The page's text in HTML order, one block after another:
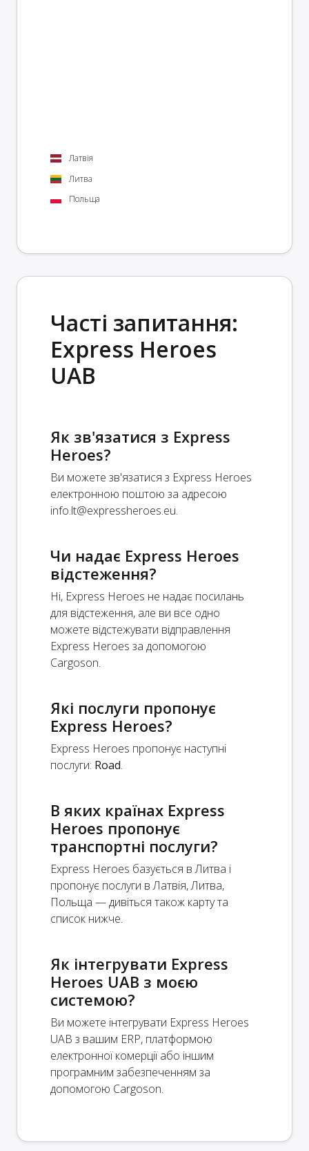
Латвія
Литва
Польща
Часті запитання:
Express Heroes
UAB
Як зв'язатися з Express
Heroes?
Ви можете зв'язатися з Express Heroes
електронною поштою за адресою
info.lt@expressheroes.eu.
Чи надає Express Heroes
відстеження?
Ні, Express Heroes не надає посилань
для відстеження, але ви все одно
можете відстежувати відправлення
Express Heroes за допомогою
Cargoson.
Які послуги пропонує
Express Heroes?
Express Heroes пропонує наступні
послуги: Road.
В яких країнах Express
Heroes пропонує
транспортні послуги?
Express Heroes базується в Литва і
пропонує послуги в Латвія, Литва,
Польща — дивіться також карту та
список нижче.
Як інтегрувати Express
Heroes UAB з моєю
системою?
Ви можете інтегрувати Express Heroes
UAB з вашим ERP, платформою
електронної комерції або іншим
програмним забезпеченням за
допомогою Cargoson.